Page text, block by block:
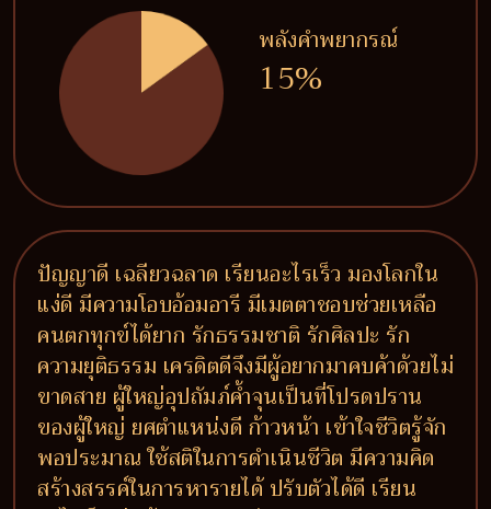
พลังคำพยากรณ์
15%
ปัญญาดี เฉลียวฉลาด เรียนอะไรเร็ว มองโลกใน
แง่ดี มีความโอบอ้อมอารี มีเมตตาชอบช่วยเหลือ
คนตกทุกข์ได้ยาก รักธรรมชาติ รักศิลปะ รัก
ความยุติธรรม เครดิตดีจึงมีผู้อยากมาคบค้าด้วยไม่
ขาดสาย ผู้ใหญ่อุปถัมภ์ค้ำจุนเป็นที่โปรดปราน
ของผู้ใหญ่ ยศตำแหน่งดี ก้าวหน้า เข้าใจชีวิตรู้จัก
พอประมาณ ใช้สติในการดำเนินชีวิต มีความคิด
สร้างสรรค์ในการหารายได้ ปรับตัวได้ดี เรียน